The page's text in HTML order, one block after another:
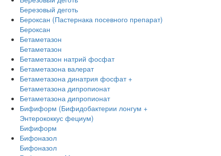
Березовый деготь
Бероксан (Пастернака посевного препарат)
Бероксан
Бетаметазон
Бетаметазон
Бетаметазон натрий фосфат
Бетаметазона валерат
Бетаметазона динатрия фосфат +
Бетаметазона дипропионат
Бетаметазона дипропионат
Бифиформ (Бифидобактерии лонгум +
Энтерококкус фециум)
Бифиформ
Бифоназол
Бифоназол